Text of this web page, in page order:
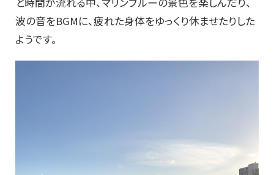
波の音をBGMに、疲れた身体をゆっくり休ませたりした
ようです。